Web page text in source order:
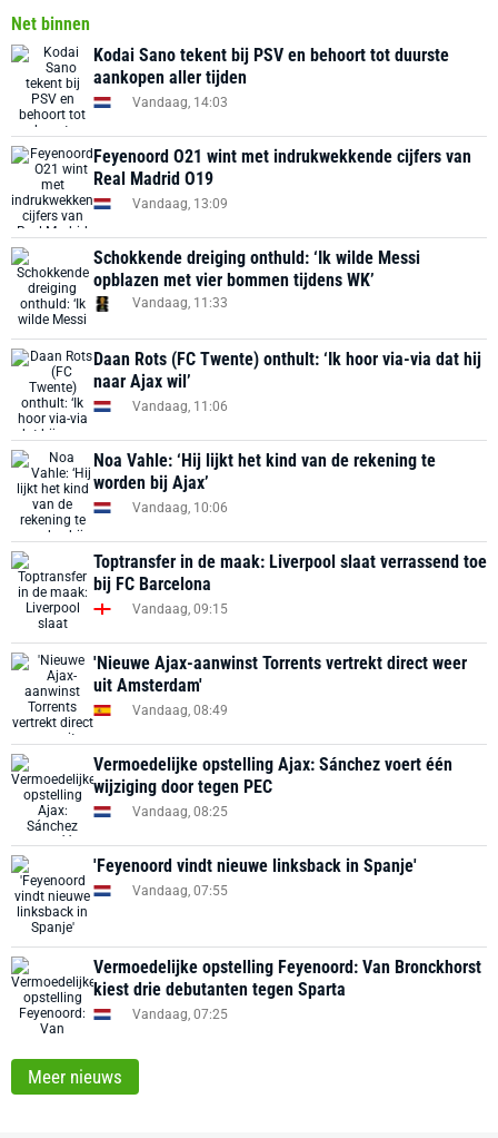
Net binnen
Kodai Sano tekent bij PSV en behoort tot duurste
aankopen aller tijden
Vandaag, 14:03
Feyenoord O21 wint met indrukwekkende cijfers van
Real Madrid O19
Vandaag, 13:09
Schokkende dreiging onthuld: ‘Ik wilde Messi
opblazen met vier bommen tijdens WK’
Vandaag, 11:33
Daan Rots (FC Twente) onthult: ‘Ik hoor via-via dat hij
naar Ajax wil’
Vandaag, 11:06
Noa Vahle: ‘Hij lijkt het kind van de rekening te
worden bij Ajax’
Vandaag, 10:06
Toptransfer in de maak: Liverpool slaat verrassend toe
bij FC Barcelona
Vandaag, 09:15
'Nieuwe Ajax-aanwinst Torrents vertrekt direct weer
uit Amsterdam'
Vandaag, 08:49
Vermoedelijke opstelling Ajax: Sánchez voert één
wijziging door tegen PEC
Vandaag, 08:25
'Feyenoord vindt nieuwe linksback in Spanje'
Vandaag, 07:55
Vermoedelijke opstelling Feyenoord: Van Bronckhorst
kiest drie debutanten tegen Sparta
Vandaag, 07:25
Meer nieuws